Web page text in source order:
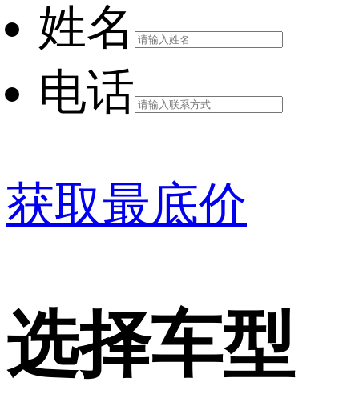
姓名
电话
获取最底价
选择车型